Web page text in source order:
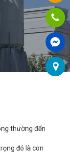
thường đến
đó là con